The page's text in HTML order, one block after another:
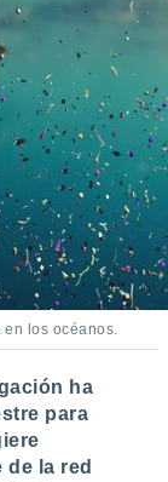
en los océanos.
ha
para
la red